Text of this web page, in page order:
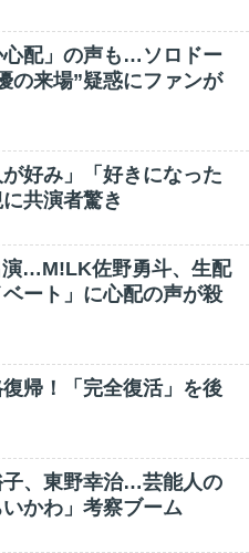
心配」の声も…ソロドー
の来場”疑惑にファンが
好み」「好きになった
共演者驚き
…M!LK佐野勇斗、生配
ート」に心配の声が殺
帰！「完全復活」を後
子、東野幸治…芸能人の
かわ」考察ブーム